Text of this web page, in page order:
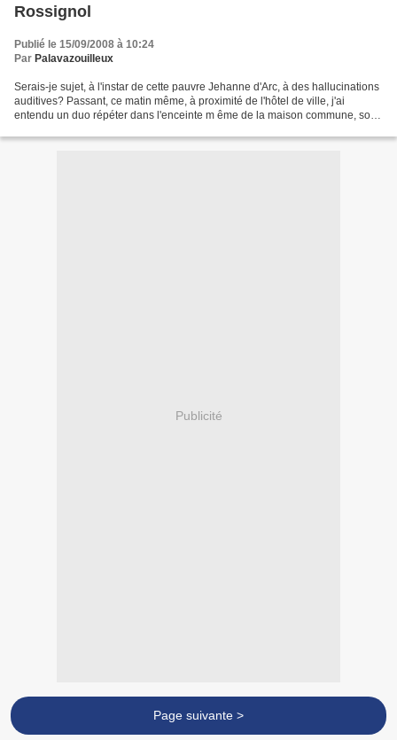
Rossignol
Publié le 15/09/2008 à 10:24
Par Palavazouilleux
Serais-je sujet, à l'instar de cette pauvre Jehanne d'Arc, à des hallucinations
auditives? Passant, ce matin même, à proximité de l'hôtel de ville, j'ai
entendu un duo répéter dans l'enceinte m ême de la maison commune, sous
Publicité
Page suivante >